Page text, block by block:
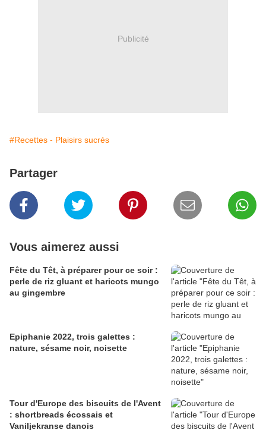
Publicité
#Recettes - Plaisirs sucrés
Partager
Vous aimerez aussi
Fête du Têt, à préparer pour ce soir :
perle de riz gluant et haricots mungo
au gingembre
Epiphanie 2022, trois galettes :
nature, sésame noir, noisette
Tour d'Europe des biscuits de l'Avent
: shortbreads écossais et
Vaniljekranse danois